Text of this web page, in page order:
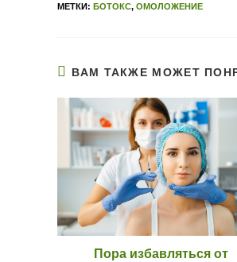
МЕТКИ: БОТОКС, ОМОЛОЖЕНИЕ
ВАМ ТАКЖЕ МОЖЕТ
Пора избавляться от